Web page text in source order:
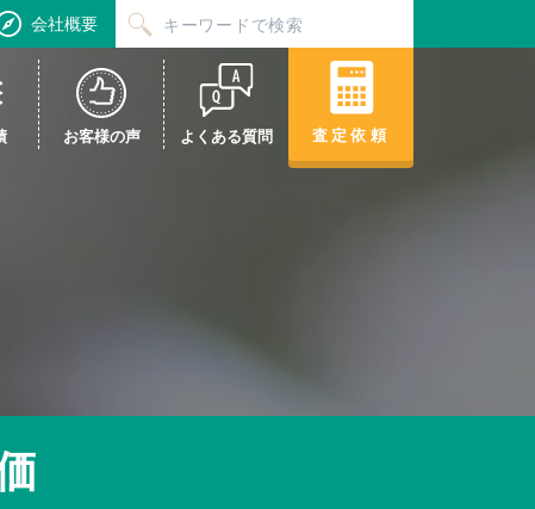
会社概要
お客様の声 よくある質問 査定依頼